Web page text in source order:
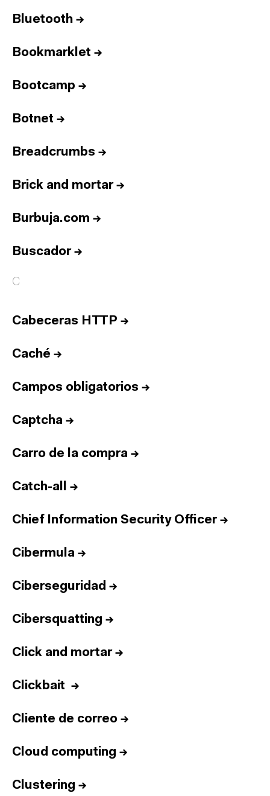
Bluetooth →
Bookmarklet →
Bootcamp →
Botnet →
Breadcrumbs →
Brick and mortar→
Burbuja.com →
Buscador→
C
Cabeceras HTTP →
Caché →
Campos obligatorios →
Captcha →
Carro de la compra →
Catch-all →
Chief Information Security Officer→
Cibermula →
Ciberseguridad →
Cibersquatting →
Click and mortar→
Clickbait →
Cliente de correo →
Cloud computing →
Clustering →